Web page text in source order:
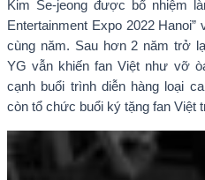
Kim Se-jeong được bổ nhiệm
Entertainment Expo 2022
cùng năm. Sau hơn 2 năm trở
YG vẫn khiến fan Việt như vỡ
cạnh buổi trình diễn hàng loại
còn tổ chức buổi ký tặng fan Việt